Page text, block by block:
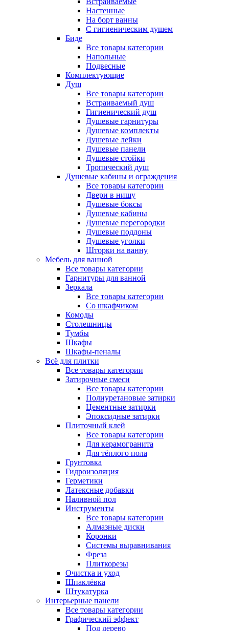
Настенные
На борт ванны
С гигиеническим душем
Биде
Все товары категории
Напольные
Подвесные
Комплектующие
Душ
Все товары категории
Встраиваемый душ
Гигиенический душ
Душевые гарнитуры
Душевые комплекты
Душевые лейки
Душевые панели
Душевые стойки
Тропический душ
Душевые кабины и ограждения
Все товары категории
Двери в нишу
Душевые боксы
Душевые кабины
Душевые перегородки
Душевые поддоны
Душевые уголки
Шторки на ванну
Мебель для ванной
Все товары категории
Гарнитуры для ванной
Зеркала
Все товары категории
Со шкафчиком
Комоды
Столешницы
Тумбы
Шкафы
Шкафы-пеналы
Всё для плитки
Все товары категории
Затирочные смеси
Все товары категории
Полиуретановые затирки
Цементные затирки
Эпоксидные затирки
Плиточный клей
Все товары категории
Для керамогранита
Для тёплого пола
Грунтовка
Гидроизоляция
Герметики
Латексные добавки
Наливной пол
Инструменты
Все товары категории
Алмазные диски
Коронки
Системы выравнивания
Фреза
Плиткорезы
Очистка и уход
Шпаклёвка
Штукатурка
Интерьерные панели
Все товары категории
Графический эффект
Под дерево